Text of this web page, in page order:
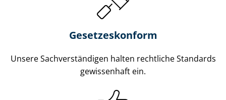
Gesetzes­konform
Unsere Sach­ver­stän­di­gen halten rechtliche Standards
gewissenhaft ein.